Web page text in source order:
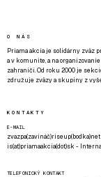
O NÁS
Priama akcia je solidárny zväz
a v komunite, a na
zahraničí. Od roku 2000 je
združuje zväzy a skupiny z
KONTAKTY
E-MAIL
zvazpa(zavináč)riseup(bodka)net
is(at)priamaakcia(dot)sk -
TELEFONICKÝ KONTAKT